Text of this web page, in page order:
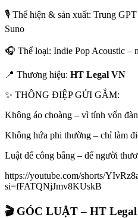
🎙 Thể hiện & sản xuất: Trung
Suno
🎧 Thể loại: Indie Pop Acoustic –
📍 Thương hiệu: HT Legal VN
✨ THÔNG ĐIỆP GỬI GẮM:
Không áo choàng – vì tính vốn
Không hứa phi thường – chỉ làm
Luật để công bằng – để người
https://youtube.com/shorts/
si=fFATQNjJmv8KUskB
🎬 GÓC LUẬT – HT